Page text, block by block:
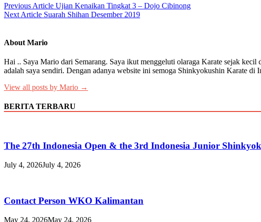
Post
navigation
Previous Article Ujian Kenaikan Tingkat 3 – Dojo Cibinong
Next Article Suarah Shihan Desember 2019
About Mario
Hai .. Saya Mario dari Semarang. Saya ikut menggeluti olaraga Karate sejak
adalah saya sendiri. Dengan adanya website ini semoga Shinkyokushin Karate
View all posts by Mario →
BERITA TERBARU
The 27th Indonesia Open & the 3rd Indonesia Junior
July 4, 2026July 4, 2026
Contact Person WKO Kalimantan
May 24, 2026May 24, 2026